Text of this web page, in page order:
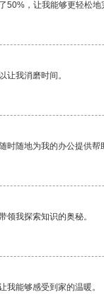
50%，让我能够更轻松
让我消磨时间。
时随地为我的办公提供
领我探索知识的奥秘。
我能够感受到家的温暖。